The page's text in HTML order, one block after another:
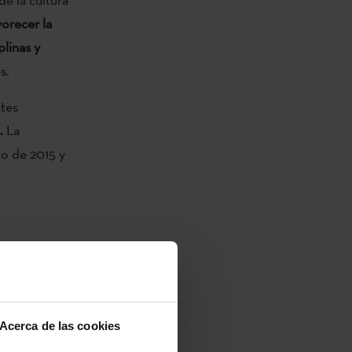
Acerca de las cookies
la
y
La
de 2015 y